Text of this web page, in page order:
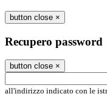
button close ×
Recupero password
button close ×
all'indirizzo indicato con le